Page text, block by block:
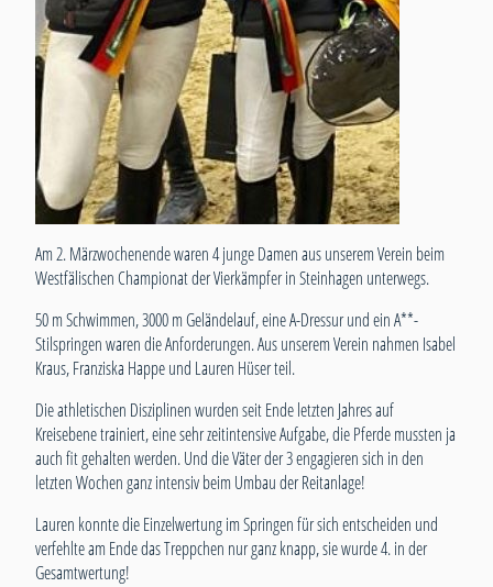
Am 2. Märzwochenende waren 4 junge Damen aus unserem Verein beim
Westfälischen Championat der Vierkämpfer in Steinhagen unterwegs.
50 m Schwimmen, 3000 m Geländelauf, eine A-Dressur und ein A**-
Stilspringen waren die Anforderungen. Aus unserem Verein nahmen Isabel
Kraus, Franziska Happe und Lauren Hüser teil.
Die athletischen Disziplinen wurden seit Ende letzten Jahres auf
Kreisebene trainiert, eine sehr zeitintensive Aufgabe, die Pferde mussten ja
auch fit gehalten werden. Und die Väter der 3 engagieren sich in den
letzten Wochen ganz intensiv beim Umbau der Reitanlage!
Lauren konnte die Einzelwertung im Springen für sich entscheiden und
verfehlte am Ende das Treppchen nur ganz knapp, sie wurde 4. in der
Gesamtwertung!